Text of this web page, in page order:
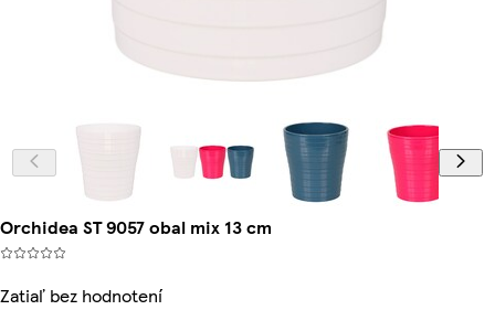
Orchidea ST 9057 obal mix 13 cm
Zatiaľ bez hodnotení